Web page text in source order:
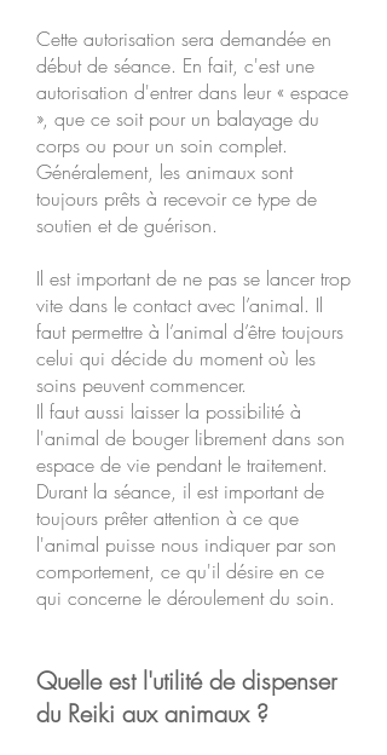
Cette autorisation sera demandée en
début de séance. En fait, c'est une
autorisation d'entrer dans leur « espace
», que ce soit pour un balayage du
corps ou pour un soin complet.
Généralement, les animaux sont
toujours prêts à recevoir ce type de
soutien et de guérison.
Il est important de ne pas se lancer trop
vite dans le contact avec l’animal. Il
faut permettre à l’animal d’être toujours
celui qui décide du moment où les
soins peuvent commencer.
Il faut aussi laisser la possibilité à
l'animal de bouger librement dans son
espace de vie pendant le traitement.
Durant la séance, il est important de
toujours prêter attention à ce que
l'animal puisse nous indiquer par son
comportement, ce qu'il désire en ce
qui concerne le déroulement du soin.
Quelle est l'utilité de dispenser
du Reiki aux animaux ?